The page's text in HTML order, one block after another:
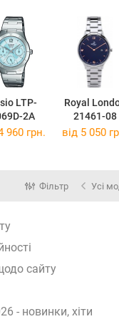
LTP-
2A
Royal
21461-08
960 грн. від 5 050
Фільтр Усі
сайту
- новинки, хіти